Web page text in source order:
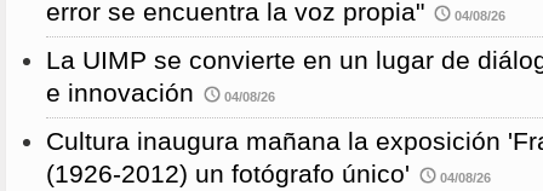
error se encuentra la voz propia"
04/08/26
La UIMP se convierte en un lugar de
e innovación
04/08/26
Cultura inaugura mañana la exposición
(1926-2012) un fotógrafo único'
04/08/26